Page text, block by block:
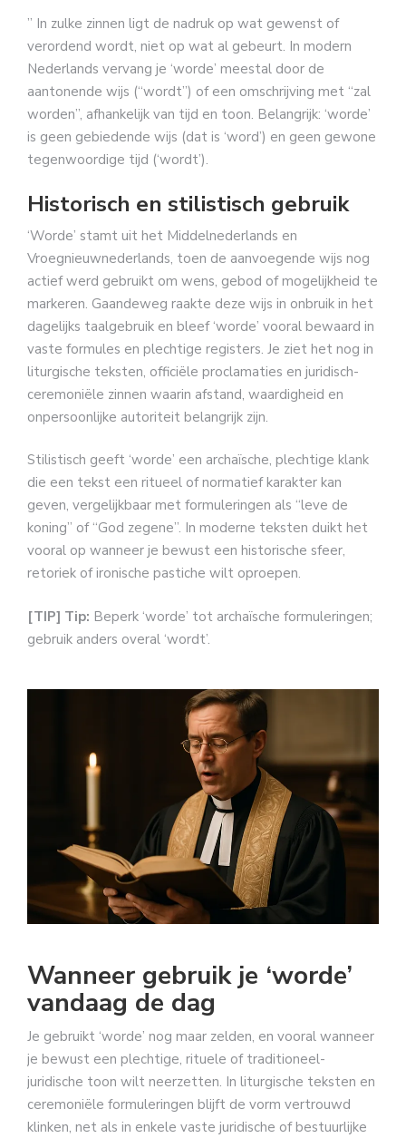
” In zulke zinnen ligt de nadruk op wat gewenst of
verordend wordt, niet op wat al gebeurt. In modern
Nederlands vervang je ‘worde’ meestal door de
aantonende wijs (“wordt”) of een omschrijving met “zal
worden”, afhankelijk van tijd en toon. Belangrijk: ‘worde’
is geen gebiedende wijs (dat is ‘word’) en geen gewone
tegenwoordige tijd (‘wordt’).
Historisch en stilistisch gebruik
‘Worde’ stamt uit het Middelnederlands en
Vroegnieuwnederlands, toen de aanvoegende wijs nog
actief werd gebruikt om wens, gebod of mogelijkheid te
markeren. Gaandeweg raakte deze wijs in onbruik in het
dagelijks taalgebruik en bleef ‘worde’ vooral bewaard in
vaste formules en plechtige registers. Je ziet het nog in
liturgische teksten, officiële proclamaties en juridisch-
ceremoniële zinnen waarin afstand, waardigheid en
onpersoonlijke autoriteit belangrijk zijn.
Stilistisch geeft ‘worde’ een archaïsche, plechtige klank
die een tekst een ritueel of normatief karakter kan
geven, vergelijkbaar met formuleringen als “leve de
koning” of “God zegene”. In moderne teksten duikt het
vooral op wanneer je bewust een historische sfeer,
retoriek of ironische pastiche wilt oproepen.
[TIP] Tip: Beperk ‘worde’ tot archaïsche formuleringen;
gebruik anders overal ‘wordt’.
Wanneer gebruik je ‘worde’
vandaag de dag
Je gebruikt ‘worde’ nog maar zelden, en vooral wanneer
je bewust een plechtige, rituele of traditioneel-
juridische toon wilt neerzetten. In liturgische teksten en
ceremoniële formuleringen blijft de vorm vertrouwd
klinken, net als in enkele vaste juridische of bestuurlijke